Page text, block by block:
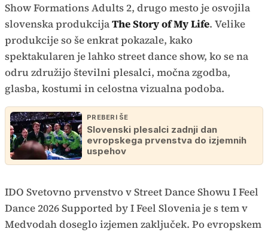
Show Formations Adults 2, drugo mesto je osvojila
slovenska produkcijaThe Story of My Life. Velike
produkcije so še enkrat pokazale, kako
spektakularen je lahko street dance show, ko se na
odru združijo številni plesalci, močna zgodba,
glasba, kostumi in celostna vizualna podoba.
PREBERI ŠE
Slovenski plesalci zadnji dan
evropskega prvenstva do izjemnih
uspehov
IDO Svetovno prvenstvo v Street Dance Showu I Feel
Dance 2026 Supported by I Feel Slovenia je s tem v
Medvodah doseglo izjemen zaključek. Po evropskem